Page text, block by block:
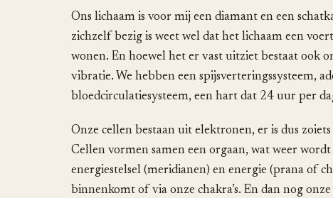
Ons lichaam is voor mij een diamant en een
zichzelf bezig is weet wel dat het lichaam een
wonen. En hoewel het er vast uitziet bestaat ook
vibratie. We hebben een spijsverteringssysteem,
bloedcirculatiesysteem, een hart dat 24 uur per
Onze cellen bestaan uit elektronen, er is dus
Cellen vormen samen een orgaan, wat weer
energiestelsel (meridianen) en energie (prana of
binnenkomt of via onze chakra’s. En dan nog